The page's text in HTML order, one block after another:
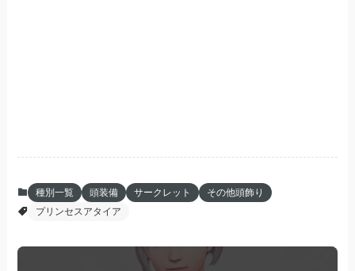
種別一覧 頭装備 サークレット
その他頭飾り
プリンセスアタイア